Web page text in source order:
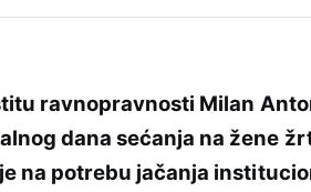
ravnopravnosti Milan
dana sećanja na žene
na potrebu jačanja